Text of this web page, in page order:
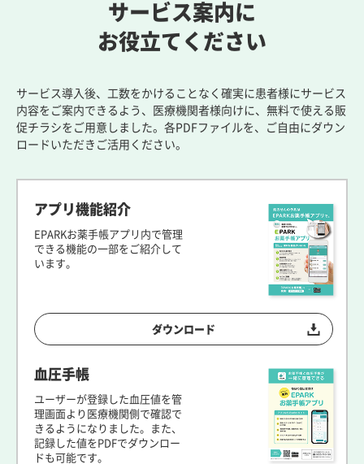
サービス案内に
お役立てください
サービス導入後、工数をかけることなく確実に患者様にサービス
内容をご案内できるよう、医療機関者様向けに、無料で使える販
促チラシをご用意しました。各PDFファイルを、ご自由にダウン
ロードいただきご活用ください。
アプリ機能紹介
EPARKお薬手帳アプリ内で管理
できる機能の一部をご紹介して
います。
ダウンロード
血圧手帳
ユーザーが登録した血圧値を管
理画面より医療機関側で確認で
きるようになりました。また、
記録した値をPDFでダウンロー
ドも可能です。